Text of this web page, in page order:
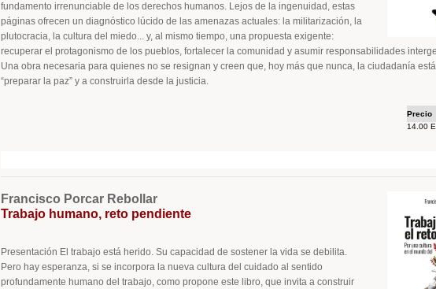
fundamento irrenunciable de los derechos humanos. Lejos de la ingenuidad, estas
páginas ofrecen un diagnóstico lúcido de las amenazas actuales: la militarización, la
plutocracia, la cultura del miedo... y, al mismo tiempo, una propuesta exigente:
recuperar el protagonismo de los pueblos, fortalecer la comunidad y asumir responsabilidades
Una obra necesaria para quienes no se resignan y creen que, hoy más que nunca, la ciudadanía
“preparar la paz” y a construirla desde la justicia.
Precio
14.00
Francisco Porcar Rebollar
Trabajo humano, reto pendiente
Presentación El trabajo está herido. Su capacidad de sostener la vida se debilita.
Pero hay esperanza, si se incorpora la nueva cultura del cuidado al sentido
profundamente humano del trabajo, como propone este libro, que invita a construir